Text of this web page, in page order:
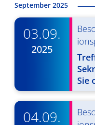
September 2025
03.09.
2025
Sie
04.09.